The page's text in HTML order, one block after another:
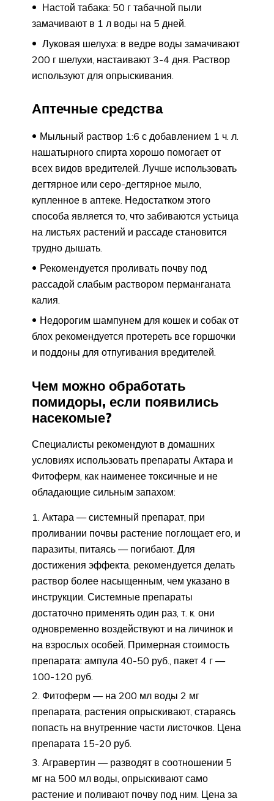
Настой табака: 50 г табачной пыли
замачивают в 1 л воды на 5 дней.
Луковая шелуха: в ведре воды замачивают
200 г шелухи, настаивают 3-4 дня. Раствор
используют для опрыскивания.
Аптечные средства
Мыльный раствор 1:6 с добавлением 1 ч. л.
нашатырного спирта хорошо помогает от
всех видов вредителей. Лучше использовать
дегтярное или серо-дегтярное мыло,
купленное в аптеке. Недостатком этого
способа является то, что забиваются устьица
на листьях растений и рассаде становится
трудно дышать.
Рекомендуется проливать почву под
рассадой слабым раствором перманганата
калия.
Недорогим шампунем для кошек и собак от
блох рекомендуется протереть все горшочки
и поддоны для отпугивания вредителей.
Чем можно обработать
помидоры, если появились
насекомые?
Специалисты рекомендуют в домашних
условиях использовать препараты Актара и
Фитоферм, как наименее токсичные и не
обладающие сильным запахом:
Актара — системный препарат, при
проливании почвы растение поглощает его, и
паразиты, питаясь — погибают. Для
достижения эффекта, рекомендуется делать
раствор более насыщенным, чем указано в
инструкции. Системные препараты
достаточно применять один раз, т. к. они
одновременно воздействуют и на личинок и
на взрослых особей. Примерная стоимость
препарата: ампула 40-50 руб., пакет 4 г —
100-120 руб.
Фитоферм — на 200 мл воды 2 мг
препарата, растения опрыскивают, стараясь
попасть на внутренние части листочков. Цена
препарата 15-20 руб.
Агравертин — разводят в соотношении 5
мг на 500 мл воды, опрыскивают само
растение и поливают почву под ним. Цена за